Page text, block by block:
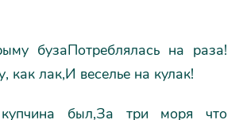
бузаПотреблялась на раза!
как лак,И веселье на кулак!
был,За три моря что